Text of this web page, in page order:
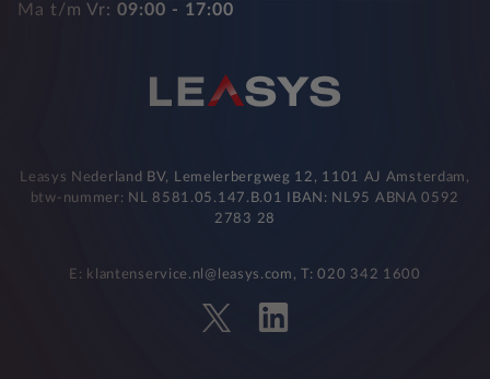
Ma t/m Vr: 09:00 - 17:00
Leasys Nederland BV, Lemelerbergweg 12, 1101 AJ Amsterdam,
btw-nummer: NL 8581.05.147.B.01 IBAN: NL95 ABNA 0592
2783 28
E: klantenservice.nl@leasys.com, T: 020 342 1600